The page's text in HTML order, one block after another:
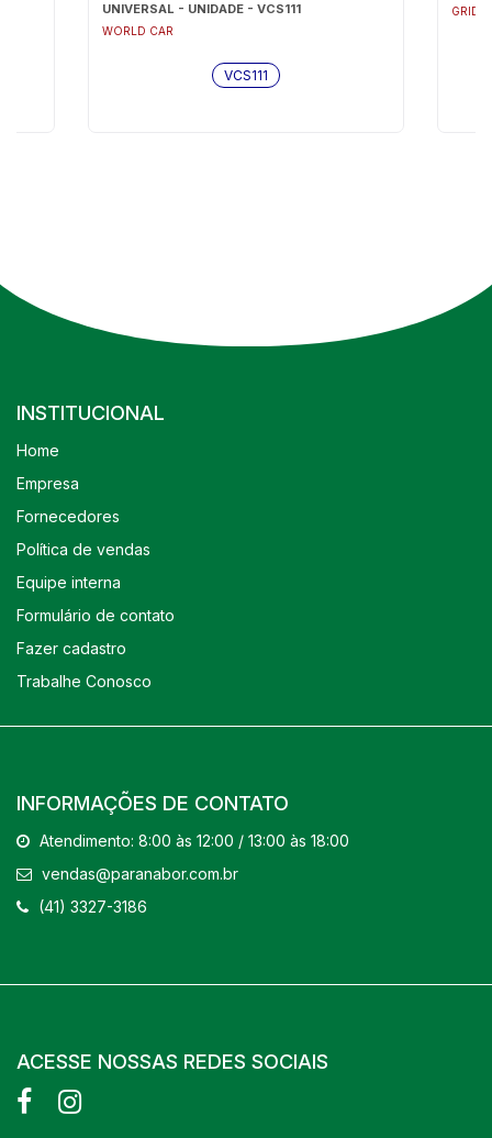
UNIVERSAL - UNIDADE - VCS111
WORLD CAR
VCS111
GRID
INSTITUCIONAL
Home
Empresa
Fornecedores
Política de vendas
Equipe interna
Formulário de contato
Fazer cadastro
Trabalhe Conosco
INFORMAÇÕES DE CONTATO
Atendimento: 8:00 às 12:00 / 13:00 às 18:00
vendas@paranabor.com.br
(41) 3327-3186
ACESSE NOSSAS REDES SOCIAIS